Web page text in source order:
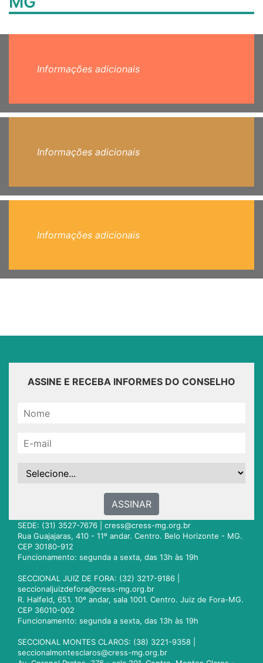
Informações adicionais
Informações adicionais
Informações adicionais
ASSINE E RECEBA INFORMES DO CONSELHO
ASSINAR
SEDE: (31) 3527-7676 | cress@cress-mg.org.br
Rua Guajajaras, 410 - 11º andar. Centro. Belo Horizonte - MG.
CEP 30180-912
Funcionamento: segunda a sexta, das 13h às 19h
SECCIONAL JUIZ DE FORA: (32) 3217-9186 |
seccionaljuizdefora@cress-mg.org.br
R. Halfeld, 651. 10º andar, sala 1001. Centro. Juiz de Fora-MG.
CEP 36010-002
Funcionamento: segunda a sexta, das 13h às 19h
SECCIONAL MONTES CLAROS: (38) 3221-9358 |
seccionalmontesclaros@cress-mg.org.br